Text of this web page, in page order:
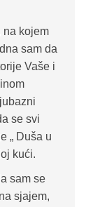
na kojem
sam da
Vaše i
se svi
„ Duša u
kući.
sam se
sjajem,